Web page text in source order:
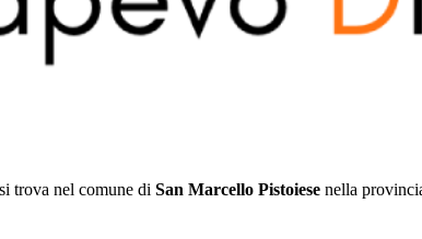
trova nel comune di San Marcello Pistoiese nella